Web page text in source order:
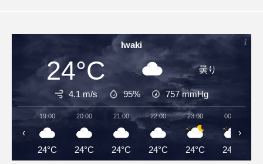
Iwaki
24°C 曇り
4.1 m/s 95% 757mmHg
19:00
24°C
20:00
24°C
21:00
24°C
22:00
24°C
23:00
24°C
00:00
24°C
‹ ›